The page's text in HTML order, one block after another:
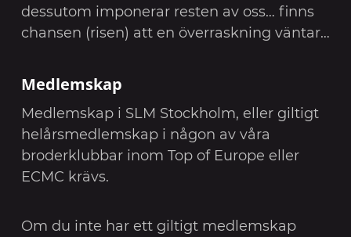
dessutom imponerar resten av oss… finns
chansen (risen) att en överraskning väntar…
Medlemskap
Medlemskap i SLM Stockholm, eller giltigt
helårsmedlemskap i någon av våra
broderklubbar inom Top of Europe eller
ECMC krävs.
Om du inte har ett giltigt medlemskap